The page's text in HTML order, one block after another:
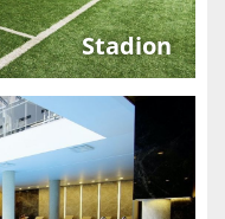
Stadion